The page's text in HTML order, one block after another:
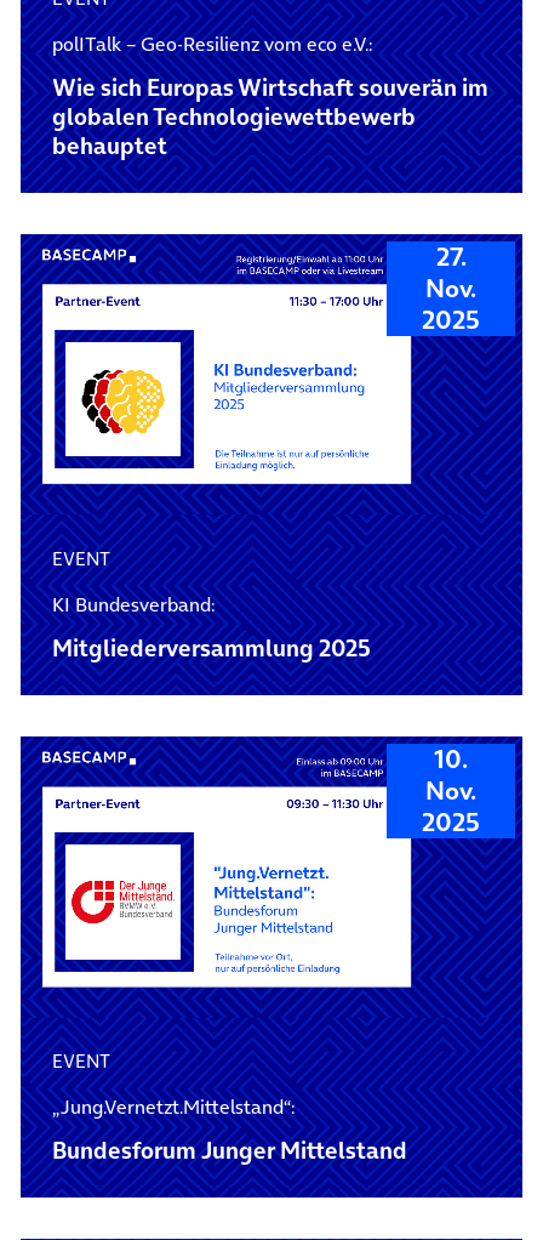
polITalk – Geo-Resilienz vom eco e.V.:
Wie sich Europas Wirtschaft souverän im
globalen Technologie­wettbewerb
behauptet
27.
Nov.
2025
EVENT
KI Bundesverband:
Mitglieder­versammlung 2025
10.
Nov.
2025
EVENT
„Jung.Vernetzt.Mittelstand“:
Bundesforum Junger Mittelstand